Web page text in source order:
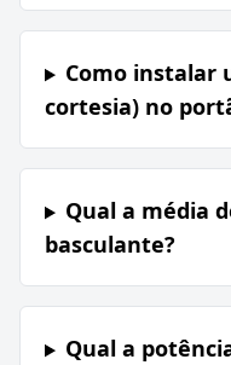
Como instalar
cortesia) no
Qual a média
basculante?
Qual a